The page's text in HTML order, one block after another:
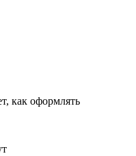
как оформлять